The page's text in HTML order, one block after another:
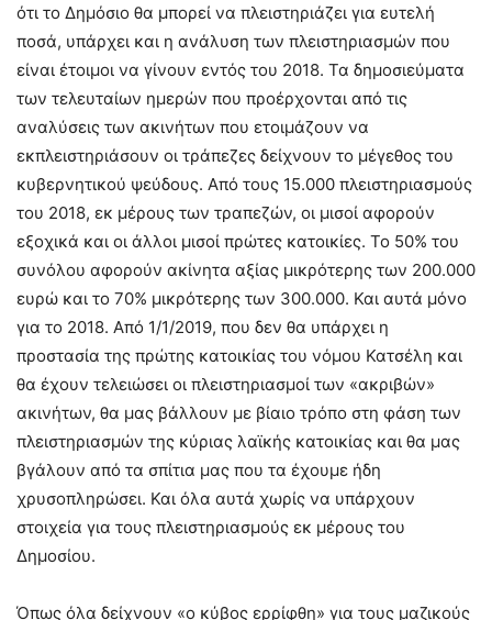
ότι το Δημόσιο θα μπορεί να πλειστηριάζει για ευτελή
ποσά, υπάρχει και η ανάλυση των πλειστηριασμών που
είναι έτοιμοι να γίνουν εντός του 2018. Τα δημοσιεύματα
των τελευταίων ημερών που προέρχονται από τις
αναλύσεις των ακινήτων που ετοιμάζουν να
εκπλειστηριάσουν οι τράπεζες δείχνουν το μέγεθος του
κυβερνητικού ψεύδους. Από τους 15.000 πλειστηριασμούς
του 2018, εκ μέρους των τραπεζών, οι μισοί αφορούν
εξοχικά και οι άλλοι μισοί πρώτες κατοικίες. Το 50% του
συνόλου αφορούν ακίνητα αξίας μικρότερης των 200.000
ευρώ και το 70% μικρότερης των 300.000. Και αυτά μόνο
για το 2018. Από 1/1/2019, που δεν θα υπάρχει η
προστασία της πρώτης κατοικίας του νόμου Κατσέλη και
θα έχουν τελειώσει οι πλειστηριασμοί των «ακριβών»
ακινήτων, θα μας βάλλουν με βίαιο τρόπο στη φάση των
πλειστηριασμών της κύριας λαϊκής κατοικίας και θα μας
βγάλουν από τα σπίτια μας που τα έχουμε ήδη
χρυσοπληρώσει. Και όλα αυτά χωρίς να υπάρχουν
στοιχεία για τους πλειστηριασμούς εκ μέρους του
Δημοσίου.
Όπως όλα δείχνουν «ο κύβος ερρίφθη» για τους μαζικούς